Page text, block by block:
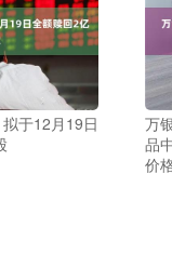
于12月19日
万
品
价